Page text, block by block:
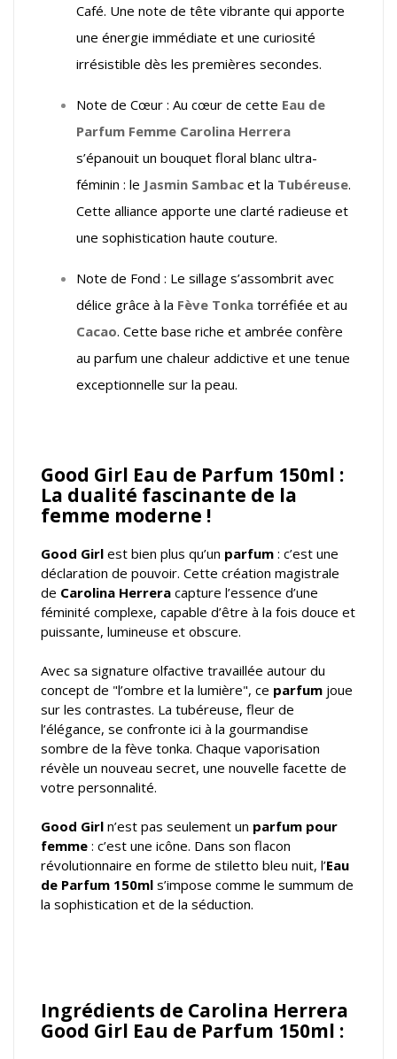
Café. Une note de tête vibrante qui apporte
une énergie immédiate et une curiosité
irrésistible dès les premières secondes.
Note de Cœur : Au cœur de cette Eau de
Parfum Femme Carolina Herrera
s’épanouit un bouquet floral blanc ultra-
féminin : le Jasmin Sambac et la Tubéreuse.
Cette alliance apporte une clarté radieuse et
une sophistication haute couture.
Note de Fond : Le sillage s’assombrit avec
délice grâce à la Fève Tonka torréfiée et au
Cacao. Cette base riche et ambrée confère
au parfum une chaleur addictive et une tenue
exceptionnelle sur la peau.
Good Girl Eau de Parfum 150ml :
La dualité fascinante de la
femme moderne !
Good Girl est bien plus qu’un parfum : c’est une
déclaration de pouvoir. Cette création magistrale
de Carolina Herrera capture l’essence d’une
féminité complexe, capable d’être à la fois douce et
puissante, lumineuse et obscure.
Avec sa signature olfactive travaillée autour du
concept de "l’ombre et la lumière", ce parfum joue
sur les contrastes. La tubéreuse, fleur de
l’élégance, se confronte ici à la gourmandise
sombre de la fève tonka. Chaque vaporisation
révèle un nouveau secret, une nouvelle facette de
votre personnalité.
Good Girl n’est pas seulement un parfum pour
femme : c’est une icône. Dans son flacon
révolutionnaire en forme de stiletto bleu nuit, l’Eau
de Parfum 150ml s’impose comme le summum de
la sophistication et de la séduction.
Ingrédients de Carolina Herrera
Good Girl Eau de Parfum 150ml :